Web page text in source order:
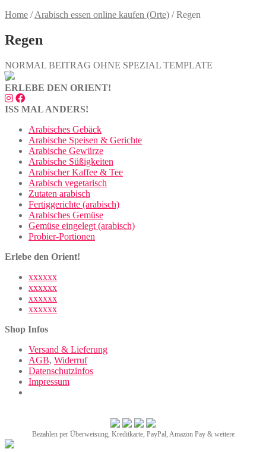
Home /Arabisch essen online kaufen (Orte) /Regen
Regen
NORMAL BEITRAG OHNE SPEZIAL TEMPLATE
ERLEBE DEN ORIENT!
ISS MAL ANDERS!
Arabisches Gebäck
Arabische Speisen & Gerichte
Arabische Gewürze
Arabische Süßigkeiten
Arabischer Kaffee & Tee
Arabisch vegetarisch
Zutaten arabisch
Fertiggerichte (arabisch)
Arabisches Gemüse
Gemüse eingelegt (arabisch)
Probier-Portionen
Erlebe den Orient!
xxxxxx
xxxxxx
xxxxxx
xxxxxx
Shop Infos
Versand & Lieferung
AGB, Widerruf
Datenschutzinfos
Impressum